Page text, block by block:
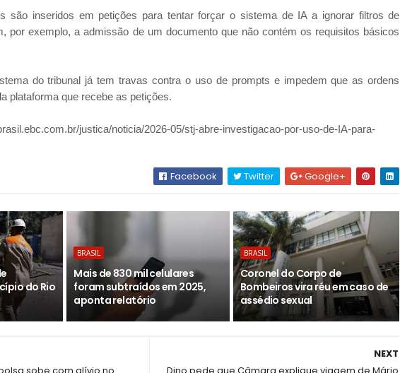
são inseridos em petições para tentar forçar o sistema de IA a ignorar filtros de
por exemplo, a admissão de um documento que não contém os requisitos básicos
do tribunal já tem travas contra o uso de prompts e impedem que as ordens
plataforma que recebe as petições.
justica/noticia/2026-05/stj-abre-investigacao-por-uso-de-IA-para-
Facebook Twitter Google+
do Rio
BRASIL
Mais de 830 mil celulares
foram subtraídos em 2025,
aponta relatório
BRASIL
Coronel do Corpo de
Bombeiros vira réu em caso de
assédio sexual
NEXT